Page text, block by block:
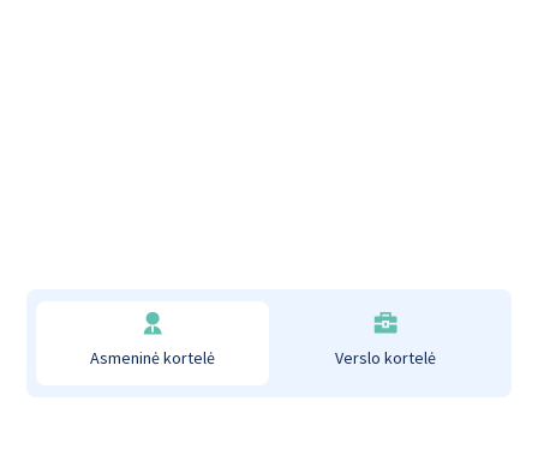
Asmeninė kortelė Verslo kortelė